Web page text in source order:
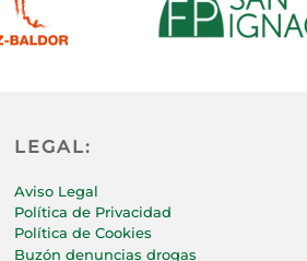
LEGAL:
Aviso Legal
Política de Privacidad
Política de Cookies
Buzón denuncias drogas